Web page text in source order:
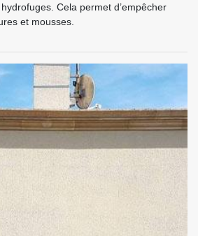
Cela permet d’empêcher
et mousses.